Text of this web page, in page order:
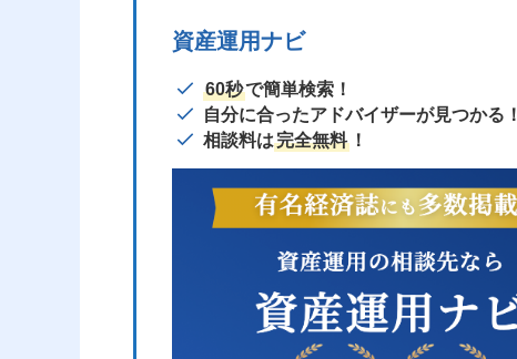
資産運用ナビ
60秒で簡単検索！
自分に合ったアドバイザーが見つかる！
相談料は完全無料 ！